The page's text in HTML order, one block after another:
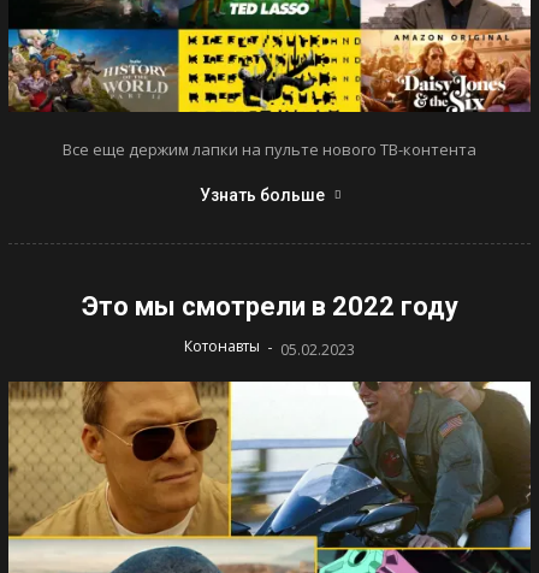
Все еще держим лапки на пульте нового ТВ-контента
Узнать больше
Это мы смотрели в 2022 году
Котонавты - 05.02.2023